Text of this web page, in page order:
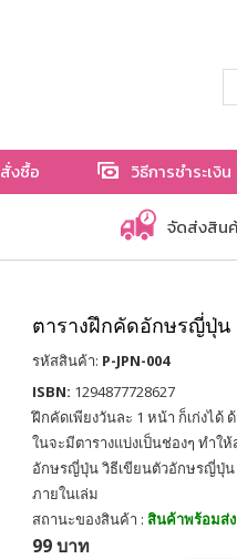
งซื้อ วิธีการชำระเงิน
จัดส่งสิน
ตารางฝึกคัดอักษรญี่ปุ่น
รหัสสินค้า: P-JPN-004
ISBN: 1294877728627
ฝึกคัดเพียงวันละ 1 หน้า ก็เก่งไ
ในจะมีตารางแบ่งเป็นช่องๆ ทำ
อักษรญี่ปุ่น วิธีเขียนตัวอักษรญี่ปุ่น
ภายในเล่ม
สถานะของสินค้า : สินค้าพร้อมส่ง
99 บาท